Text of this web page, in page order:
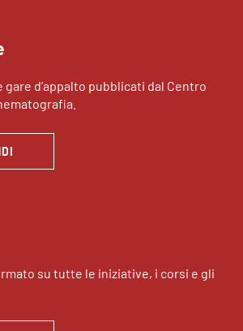
gare d’appalto pubblicati dal Centro
su tutte le iniziative, i corsi e gli